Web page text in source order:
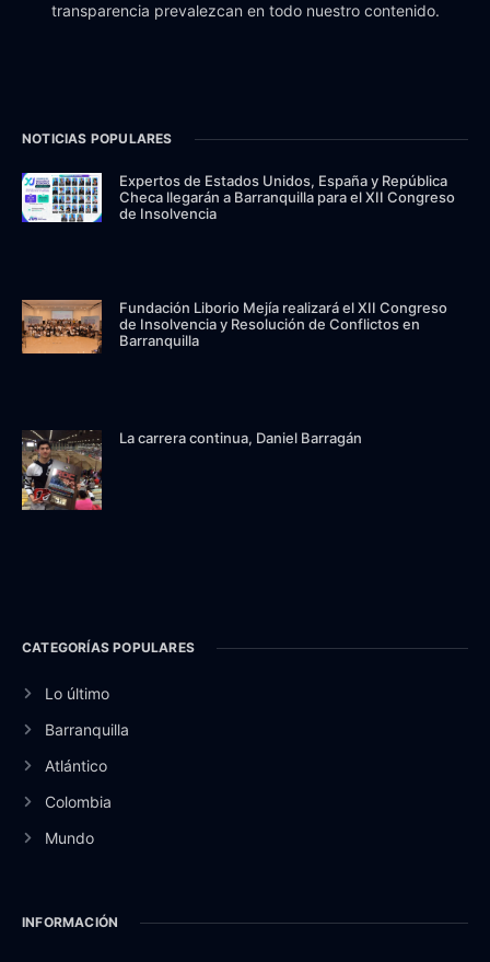
transparencia prevalezcan en todo nuestro contenido.
NOTICIAS POPULARES
Expertos de Estados Unidos, España y República
Checa llegarán a Barranquilla para el XII Congreso
de Insolvencia
Fundación Liborio Mejía realizará el XII Congreso
de Insolvencia y Resolución de Conflictos en
Barranquilla
La carrera continua, Daniel Barragán
CATEGORÍAS POPULARES
Lo último
Barranquilla
Atlántico
Colombia
Mundo
INFORMACIÓN